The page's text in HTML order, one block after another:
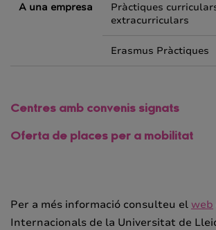
A una empresa
Pràctiques
extracurriculars
Erasmus Pràctiques
Centres amb convenis signats
Oferta de places per a mobilitat
Per a més informació consulteu el web
Internacionals de la Universitat de